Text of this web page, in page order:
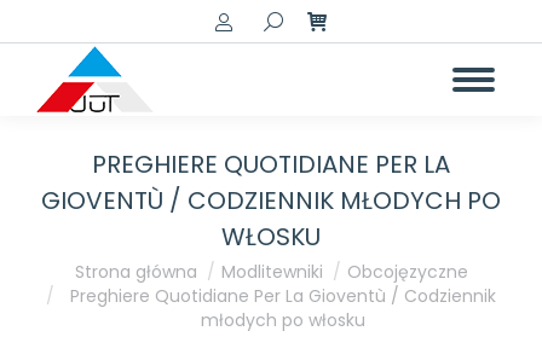
Szukaj:
PREGHIERE QUOTIDIANE PER LA
GIOVENTÙ / CODZIENNIK MŁODYCH PO
WŁOSKU
Jesteś tutaj:
Strona główna Modlitewniki
Obcojęzyczne
Preghiere Quotidiane Per La Gioventù / Codziennik
młodych po włosku